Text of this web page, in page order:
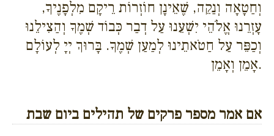
וְחַטָאָה וְנַקֵה, שֶׁאֵינָן חוֹזְרוֹת רֵיקָם מִלְפָנֶיךָ,
עָזְרֵנוּ אֱלֹהֵי יִשְׁעֵנוּ עַל דְבַר כְּבוֹד שְׁמֶךָ וְהַצִילֵנוּ
וְכַפֵּר עַל חַטֹאתֵינוּ לְמַעַן שְׁמֶךָ. בָּרוּךְ יְיָ לְעוֹלָם
אָמֵן וְאָמֵן.
אם אמר מספר פרקים של תהילים ביום שבת